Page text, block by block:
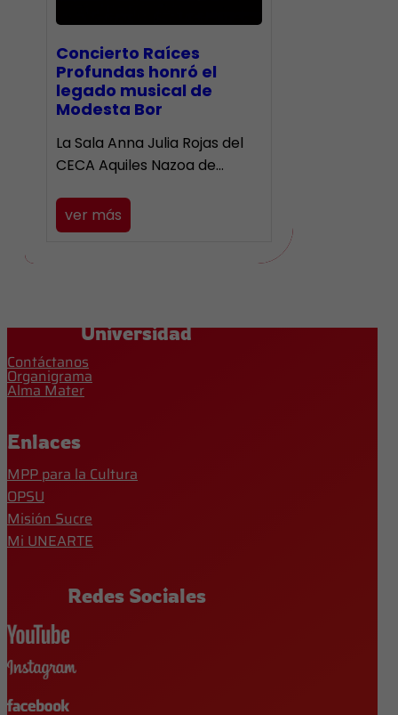
​Concierto Raíces
Profundas honró el
legado musical de
Modesta Bor
La Sala Anna Julia Rojas del
CECA Aquiles Nazoa de…
ver más
Universidad
Contáctanos
Organigrama
Alma Mater
Enlaces
MPP para la Cultura
OPSU
Misión Sucre
Mi UNEARTE
Redes Sociales